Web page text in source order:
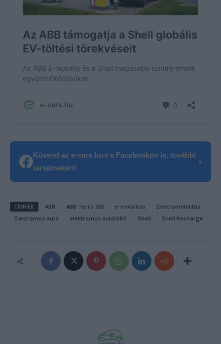
Kövesd az e-cars.hu-t a Facebookon is, további
tartalmakért!
›
CÍMKÉK ABB ABB Terra 360 e-mobilitás
Elektromobilitás
Elektromos autó
elektromos autótöltő Shell Shell Recharge